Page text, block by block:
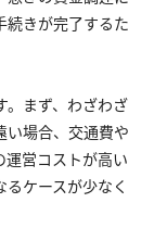
続きが完了するた
。まず、わざわざ
い場合、交通費や
運営コストが高い
ケースが少なく